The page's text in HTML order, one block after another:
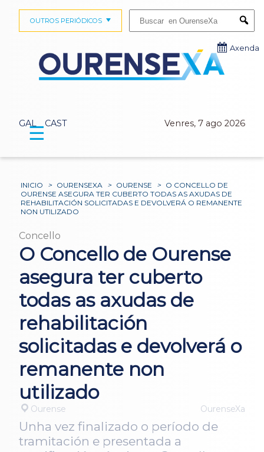
GAL CAST Venres, 7 ago 2026
OUTROS PERIÓDICOS
Axenda
☰
INICIO > OURENSEXA > OURENSE > O CONCELLO DE
OURENSE ASEGURA TER CUBERTO TODAS AS AXUDAS DE
REHABILITACIÓN SOLICITADAS E DEVOLVERÁ O REMANENTE
NON UTILIZADO
Concello
O Concello de Ourense
asegura ter cuberto
todas as axudas de
rehabilitación
solicitadas e devolverá o
remanente non
utilizado
Ourense OurenseXa
Unha vez finalizado o período de
tramitación e presentada a